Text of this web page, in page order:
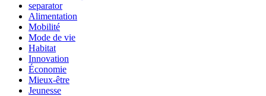
separator
Alimentation
Mobilité
Mode de vie
Habitat
Innovation
Économie
Mieux-être
Jeunesse